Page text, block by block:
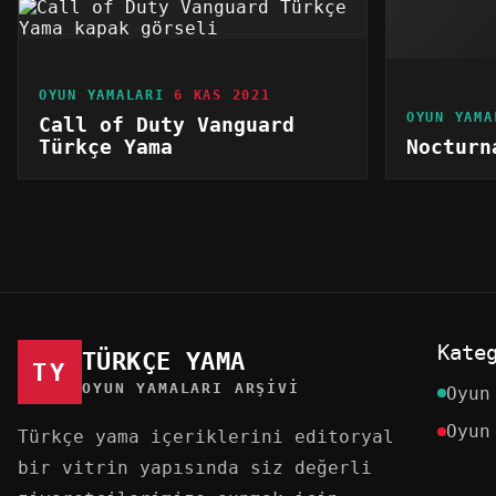
OYUN YAMALARI 6 KAS 2021
Call of Duty Vanguard
Türkçe Yama
OYUN
TY TÜRKÇE YAMA
OYUN YAMALARI ARŞIVI
Türkçe yama içeriklerini editoryal
bir vitrin yapısında siz değerli